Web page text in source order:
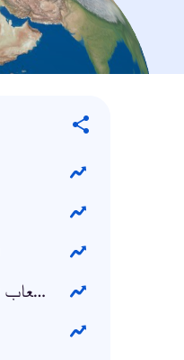
الألعاب الأولمبية الصيفية 2020